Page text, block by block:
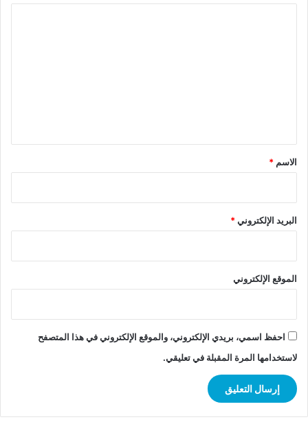
*
الاسم *
البريد الإلكتروني*
الموقع الإلكتروني
احفظ اسمي، بريدي الإلكتروني، والموقع الإلكتروني في هذا المتصفح
لاستخدامها المرة المقبلة في تعليقي.